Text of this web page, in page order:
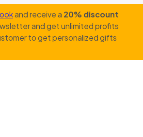
and receive a 20% discount
and get unlimited profits
to get personalized gifts